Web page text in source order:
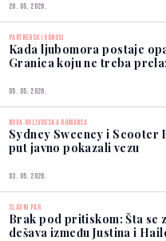
20. 05. 2026.
PARTNERSKI ODNOSI
Kada ljubomora postaje
Granica koju ne treba
05. 05. 2026.
NOVA HOLIVUDSKA ROMANSA
Sydney Sweeney i Scooter
put javno pokazali vezu
03. 05. 2026.
SLAVNI PAR
Brak pod pritiskom: Šta se
dešava između Justina i